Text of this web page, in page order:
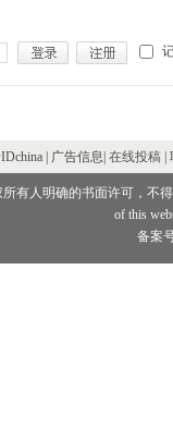
| 广告信息| 在线投稿
所有人明确的书面许可，不
of this
备案